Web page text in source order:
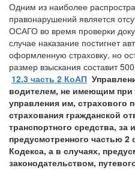
Одним из наиболее
правонарушений является
ОСАГО во время проверки
случае наказание постигнет
оформленную страховку, но
размер взыскания составит
12.3 часть 2 КоАП
водителем, не имеющим при
управления им, страхового
страхования гражданской
транспортного средства, за
предусмотренного частью 2
Кодекса, а в случаях,
законодательством,